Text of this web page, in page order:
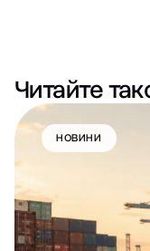
Читайте
НОВИНИ